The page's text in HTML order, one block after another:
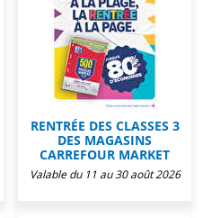
RENTRÉE DES CLASSES 3
DES MAGASINS
CARREFOUR MARKET
Valable du 11 au 30 août 2026